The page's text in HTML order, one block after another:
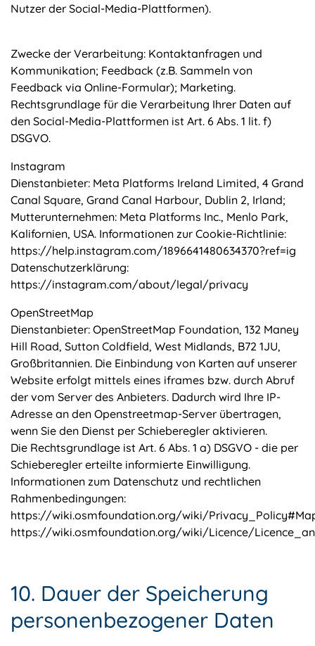
Nutzer der Social-Media-Plattformen).
Zwecke der Verarbeitung: Kontaktanfragen und
Kommunikation; Feedback (z.B. Sammeln von
Feedback via Online-Formular); Marketing.
Rechtsgrundlage für die Verarbeitung Ihrer Daten auf
den Social-Media-Plattformen ist Art. 6 Abs. 1 lit. f)
DSGVO.
Instagram
Dienstanbieter: Meta Platforms Ireland Limited, 4 Grand
Canal Square, Grand Canal Harbour, Dublin 2, Irland;
Mutterunternehmen: Meta Platforms Inc., Menlo Park,
Kalifornien, USA. Informationen zur Cookie-Richtlinie:
https://help.instagram.com/1896641480634370?ref=ig
Datenschutzerklärung:
https://instagram.com/about/legal/privacy
OpenStreetMap
Dienstanbieter: OpenStreetMap Foundation, 132 Maney
Hill Road, Sutton Coldfield, West Midlands, B72 1JU,
Großbritannien. Die Einbindung von Karten auf unserer
Website erfolgt mittels eines iframes bzw. durch Abruf
der vom Server des Anbieters. Dadurch wird Ihre IP-
Adresse an den Openstreetmap-Server übertragen,
wenn Sie den Dienst per Schieberegler aktivieren.
Die Rechtsgrundlage ist Art. 6 Abs. 1 a) DSGVO - die per
Schieberegler erteilte informierte Einwilligung.
Informationen zum Datenschutz und rechtlichen
Rahmenbedingungen:
https://wiki.osmfoundation.org/wiki/
https://wiki.osmfoundation.org/wiki/Licence/
10. Dauer der Speicherung
personenbezogener Daten